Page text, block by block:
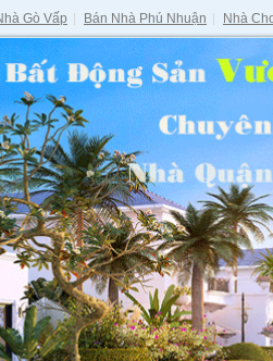
Gò Vấp Bán Nhà Phú Nhuận Nhà